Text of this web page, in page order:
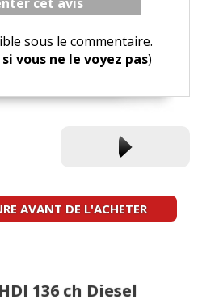
sous le commentaire.
vous ne le voyez pas)
AVANT DE L'ACHETER
136 ch Diesel